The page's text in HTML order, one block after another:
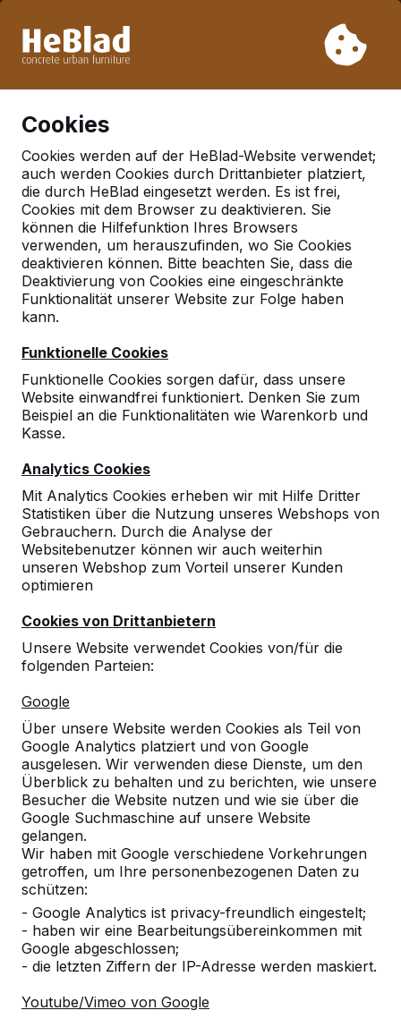
Woche 33 nicht. Bitte berücksichtigen Sie daher längere
Cookies
Cookies werden auf der HeBlad-Website verwendet;
auch werden Cookies durch Drittanbieter platziert,
die durch HeBlad eingesetzt werden. Es ist frei,
Cookies mit dem Browser zu deaktivieren. Sie
können die Hilfefunktion Ihres Browsers
verwenden, um herauszufinden, wo Sie Cookies
deaktivieren können. Bitte beachten Sie, dass die
Deaktivierung von Cookies eine eingeschränkte
Funktionalität unserer Website zur Folge haben
kann.
Funktionelle Cookies
Funktionelle Cookies sorgen dafür, dass unsere
Website einwandfrei funktioniert. Denken Sie zum
Beispiel an die Funktionalitäten wie Warenkorb und
Kasse.
Analytics Cookies
Mit Analytics Cookies erheben wir mit Hilfe Dritter
Statistiken über die Nutzung unseres Webshops von
Gebrauchern. Durch die Analyse der
Websitebenutzer können wir auch weiterhin
unseren Webshop zum Vorteil unserer Kunden
optimieren
Cookies von Drittanbietern
Unsere Website verwendet Cookies von/für die
folgenden Parteien:
Google
Über unsere Website werden Cookies als Teil von
Google Analytics platziert und von Google
ausgelesen. Wir verwenden diese Dienste, um den
Überblick zu behalten und zu berichten, wie unsere
Besucher die Website nutzen und wie sie über die
Google Suchmaschine auf unsere Website
gelangen.
Wir haben mit Google verschiedene Vorkehrungen
getroffen, um Ihre personenbezogenen Daten zu
schützen:
- Google Analytics ist privacy-freundlich eingestelt;
- haben wir eine Bearbeitungsübereinkommen mit
Google abgeschlossen;
- die letzten Ziffern der IP-Adresse werden maskiert.
Youtube/Vimeo von Google
Tischtennistische
Karton mit 100 Bällen
€ 50,00exkl. MwSt.
Zur Bestellung hinzufügen
Zum Angebot hinzufügen
Die Versandkosten werden nach Ihrem Lieferadresse
versendet.